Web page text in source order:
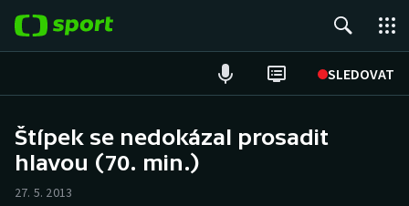
SLEDOVAT
Hokej
Štípek se nedokázal prosadit
hlavou (70. min.)
27. 5. 2013